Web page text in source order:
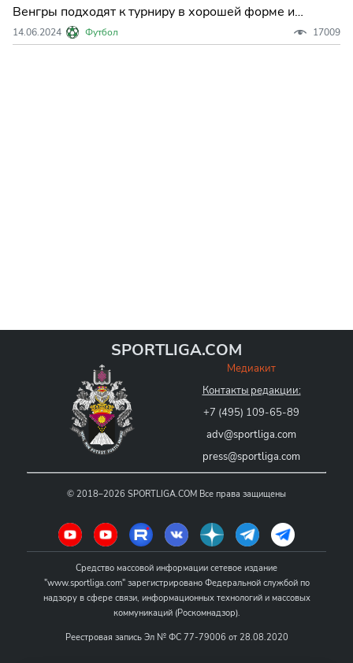
Венгры подходят к турниру в хорошей форме и
должны быть слишком сильны для швейцарцев.
14.06.2024 Футбол 17009
SPORTLIGA.COM
Медиакит
Контакты редакции:
+7 (495) 109-65-89
adv@sportliga.com
press@sportliga.com
© 2018–2026 SPORTLIGA.COM Все права защищены
Средство массовой информации сетевое издание
"www.sportliga.com" зарегистрировано Федеральной службой по
надзору в сфере связи, информационных технологий и массовых
коммуникаций (Роскомнадзор).
Реестровая запись Эл № ФС 77-79006 от 28.08.2020